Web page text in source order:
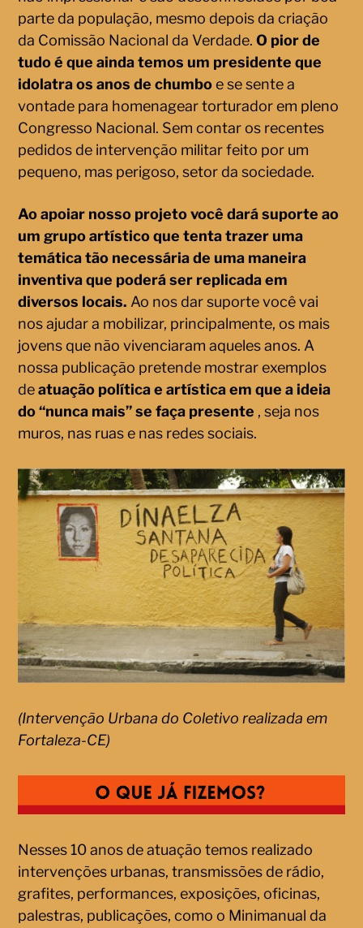
parte da população, mesmo depois da criação
da Comissão Nacional da Verdade.O pior de
tudo é que ainda temos um presidente que
idolatra os anos de chumboe se sente a
vontade para homenagear torturador em pleno
Congresso Nacional. Sem contar os recentes
pedidos de intervenção militar feito por um
pequeno, mas perigoso, setor da sociedade.
Ao apoiar nosso projeto você dará suporte ao
um grupo artístico que tenta trazer uma
temática tão necessária de uma maneira
inventiva que poderá ser replicada em
diversos locais. Ao nos dar suporte você vai
nos ajudar a mobilizar, principalmente, os mais
jovens que não vivenciaram aqueles anos. A
nossa publicação pretende mostrar exemplos
deatuação política e artística em que a ideia
do “nunca mais” se faça presente , seja nos
muros, nas ruas e nas redes sociais.
(Intervenção Urbana do Coletivo realizada em
Fortaleza-CE)
Nesses 10 anos de atuação temos realizado
intervenções urbanas, transmissões de rádio,
grafites, performances, exposições, oficinas,
palestras, publicações, como o Minimanual da